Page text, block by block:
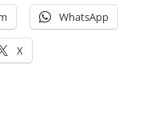
WhatsApp
X